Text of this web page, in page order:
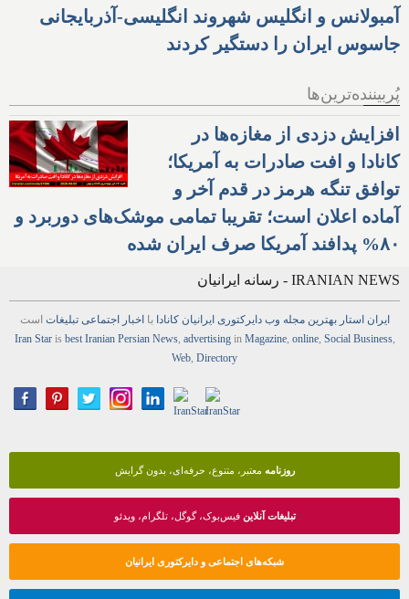
آمبولانس و انگلیس شهروند انگلیسی-آذربایجانی
جاسوس ایران را دستگیر کردند
پُربیننده‌ترین‌ها
افزایش دزدی از مغازه‌ها در
کانادا و افت صادرات به آمریکا؛
توافق تنگه هرمز در قدم آخر و
آماده اعلان است؛ تقریبا تمامی موشک‌های دوربرد و
۸۰% پدافند آمریکا صرف ایران شده
IRANIAN NEWS - رسانه ایرانیان
ایران استار بهترین مجله وب دایرکتوری ایرانیان کانادا بااخبار اجتماعی تبلیغات است
Iran Staris best Iranian Persian News, advertisingin Magazine, online, Social Business,
Web Directory
روزنامه معتبر، متنوع، حرفه‌ای، بدون گرایش
تبلیغات آنلاینفیس‌بوک، گوگل، تلگرام، ویدئو
شبکه‌های اجتماعی و دایرکتوری ایرانیان